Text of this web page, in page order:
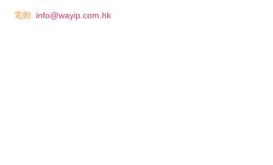
電郵: info@wayip.com.hk